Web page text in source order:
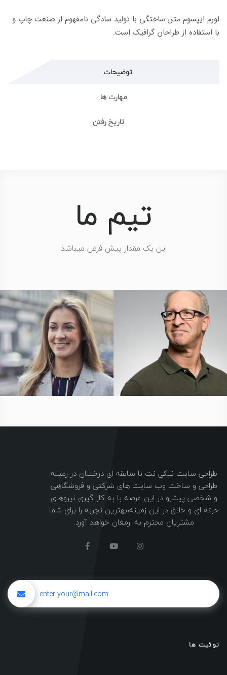
لورم ایپسوم متن ساختگی با تولید سادگی نامفهوم از صنعت چاپ و
با استفاده از طراحان گرافیک است.
توضیحات
مهارت ها
تاریخ رفتن
تیم ما
این یک مقدار پیش فرض میباشد
طراحی سایت نیکی نت با سابقه ای درخشان در زمینه
طراحی و ساخت وب سایت های شرکتی و فروشگاهی
و شخصی پیشرو در این عرصه با به کار گیری نیروهای
حرفه ای و خلاق در این زمینه،بهترین تجربه را برای شما
مشتریان محترم به ارمغان خواهد آورد.
توئیت ها